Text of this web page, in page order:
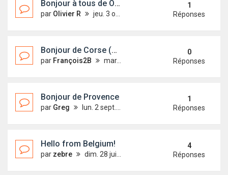
Bonjour à tous de Olivier R
par Olivier R jeu. 3 oct. 2019 18:56
1
Réponses
Bonjour de Corse (Bastia)
par François2B mar. 24 sept. 2019 19:19
0
Réponses
Bonjour de Provence
par Greg lun. 2 sept. 2019 22:13
1
Réponses
Hello from Belgium!
par zebre dim. 28 juil. 2019 21:46
4
Réponses